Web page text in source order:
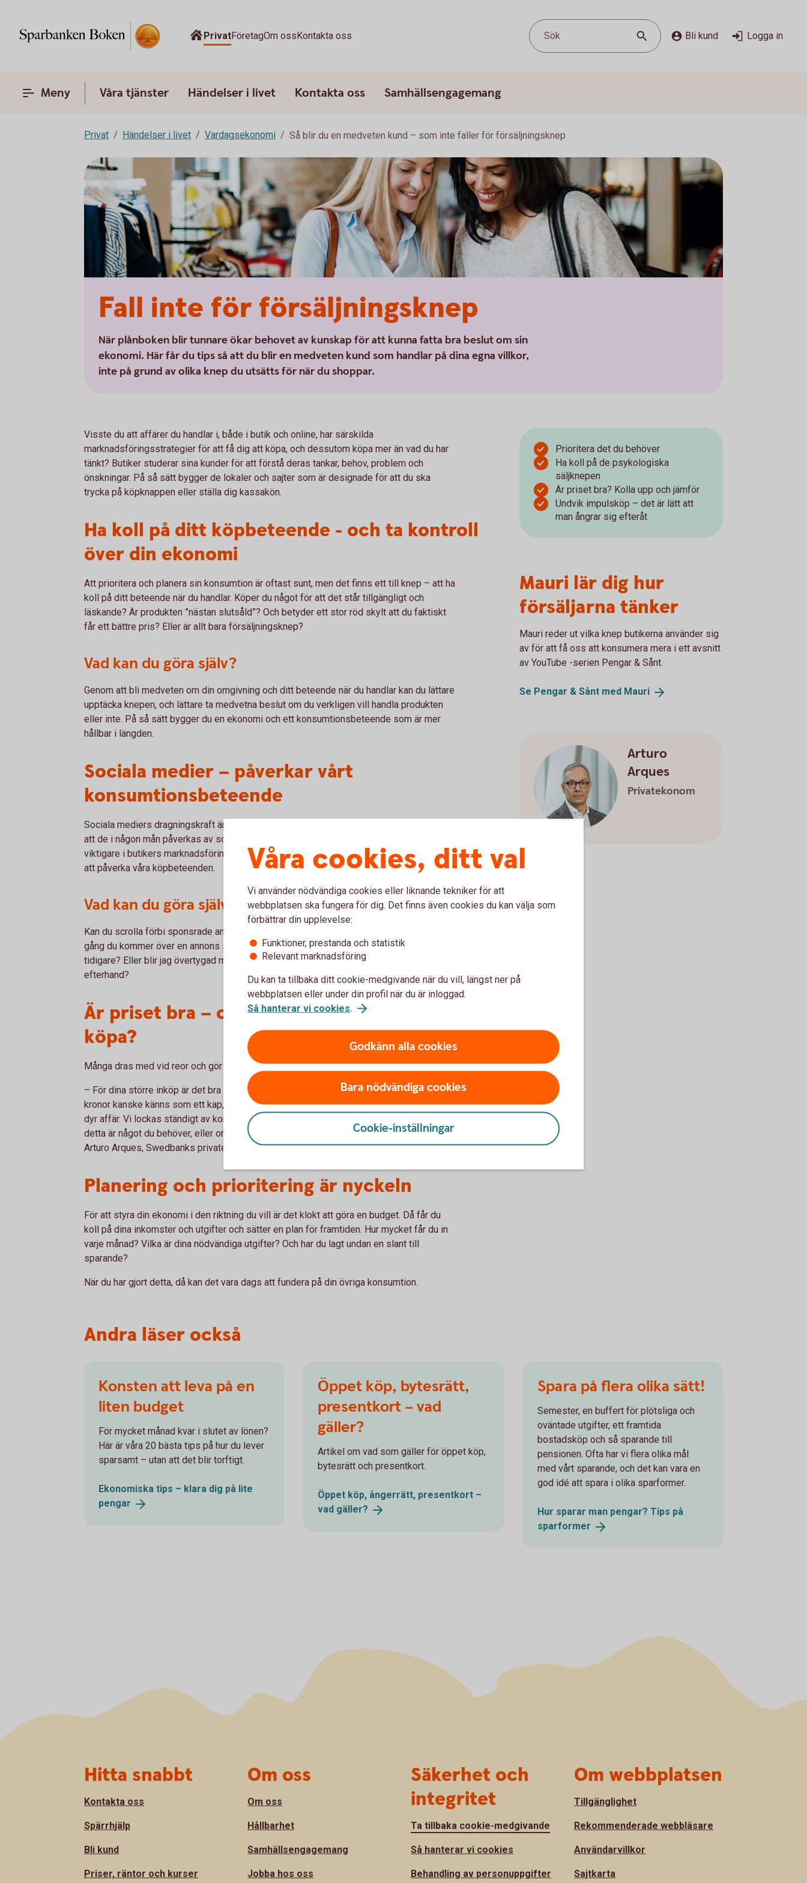
PrivatFöretagOm ossKontakta oss Sök Bli kund Logga in
Meny Våra tjänster Händelser i livet Kontakta oss Samhällsengagemang
Privat Händelser i livet Vardagsekonomi Så blir du en medveten kund – som inte faller för försäljningsknep
Fall inte för försäljningsknep
När plånboken blir tunnare ökar behovet av kunskap för att kunna fatta bra beslut om sin
ekonomi. Här får du tips så att du blir en medveten kund som handlar på dina egna villkor,
inte på grund av olika knep du utsätts för när du shoppar.
Visste du att affärer du handlar i, både i butik och online, har särskilda
marknadsföringsstrategier för att få dig att köpa, och dessutom köpa mer än vad du har
tänkt? Butiker studerar sina kunder för att förstå deras tankar, behov, problem och
önskningar. På så sätt bygger de lokaler och sajter som är designade för att du ska
trycka på köpknappen eller ställa dig kassakön.
Ha koll på ditt köpbeteende - och ta kontroll
över din ekonomi
Att prioritera och planera sin konsumtion är oftast sunt, men det finns ett till knep – att ha
koll på ditt beteende när du handlar. Köper du något för att det står tillgängligt och
läskande? Är produkten ”nästan slutsåld”? Och betyder ett stor röd skylt att du faktiskt
får ett bättre pris? Eller är allt bara försäljningsknep?
Vad kan du göra själv?
Genom att bli medveten om din omgivning och ditt beteende när du handlar kan du lättare
upptäcka knepen, och lättare ta medvetna beslut om du verkligen vill handla produkten
eller inte. På så sätt bygger du en ekonomi och ett konsumtionsbeteende som är mer
hållbar i längden.
Sociala medier – påverkar vårt
konsumtionsbeteende
Sociala mediers dragningskraft är stark, särskilt bland unga kvinnor, 67 procent uppger
att de i någon mån påverkas av sociala medier när de shoppar. Influensers har blivit allt
viktigare i butikers marknadsföringsstrategier eftersom de har visat ha en stark förmåga
att påverka våra köpbeteenden.
Vad kan du göra själv?
Kan du scrolla förbi sponsrade annonser på dina sociala medier? Fråga dig själv nästa
gång du kommer över en annons som är så där övertygande - är detta något jag ville ha
tidigare? Eller blir jag övertygad med ett bra försäljningsknep som jag kommer ånga i
efterhand?
Är priset bra – och är varan verkligen värd att
köpa?
Många dras med vid reor och gör impulsköp som de sedan ångar.
– För dina större inköp är det bra att tänka kostnad per användning. Ett par skor för 300
kronor kanske känns som ett kap, men använder du dem bara ett par gånger blir det en
dyr affär. Vi lockas ständigt av konsumtion, via flera kanaler. Försök att fundera på om
detta är något du behöver, eller om du bara rycks med av bra marknadsföring, säger
Arturo Arques, Swedbanks privatekonom.
Planering och prioritering är nyckeln
För att styra din ekonomi i den riktning du vill är det klokt att göra en budget. Då får du
koll på dina inkomster och utgifter och sätter en plan för framtiden. Hur mycket får du in
varje månad? Vilka är dina nödvändiga utgifter? Och har du lagt undan en slant till
sparande?
När du har gjort detta, då kan det vara dags att fundera på din övriga konsumtion.
Prioritera det du behöver
Ha koll på de psykologiska
säljknepen
Är priset bra? Kolla upp och jämför
Undvik impulsköp – det är lätt att
man ångrar sig efteråt
Mauri lär dig hur
försäljarna tänker
Mauri reder ut vilka knep butikerna använder sig
av för att få oss att konsumera mera i ett avsnitt
av YouTube -serien Pengar & Sånt.
Se Pengar & Sånt med Mauri
Arturo
Arques
Privatekonom
Andra läser också
Konsten att leva på en
liten budget
För mycket månad kvar i slutet av lönen?
Här är våra 20 bästa tips på hur du lever
sparsamt – utan att det blir torftigt.
Ekonomiska tips – klara dig på lite
pengar
Öppet köp, bytesrätt,
presentkort – vad
gäller?
Artikel om vad som gäller för öppet köp,
bytesrätt och presentkort.
Öppet köp, ångerrätt, presentkort –
vad gäller?
Spara på flera olika sätt!
Semester, en buffert för plötsliga och
oväntade utgifter, ett framtida
bostadsköp och så sparande till
pensionen. Ofta har vi flera olika mål
med vårt sparande, och det kan vara en
god idé att spara i olika sparformer.
Hur sparar man pengar? Tips på
sparformer
Våra cookies, ditt val
Vi använder nödvändiga cookies eller liknande tekniker för att
webbplatsen ska fungera för dig. Det finns även cookies du kan välja som
förbättrar din upplevelse:
Funktioner, prestanda och statistik
Relevant marknadsföring
Du kan ta tillbaka ditt cookie-medgivande när du vill, längst ner på
webbplatsen eller under din profil när du är inloggad.
Så hanterar vi cookies.
Godkänn alla cookies
Bara nödvändiga cookies
Cookie-inställningar
Hitta snabbt
Kontakta oss
Spärrhjälp
Bli kund
Priser, räntor och kurser
Om oss
Om oss
Hållbarhet
Samhällsengagemang
Jobba hos oss
Säkerhet och
integritet
Ta tillbaka cookie-medgivande
Så hanterar vi cookies
Behandling av personuppgifter
Om webbplatsen
Tillgänglighet
Rekommenderade webbläsare
Användarvillkor
Sajtkarta